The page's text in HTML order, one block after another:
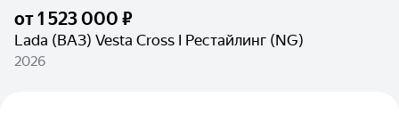
от1 523 000 ₽
Lada (ВАЗ) Vesta Cross I Рестайлинг (NG)
2026